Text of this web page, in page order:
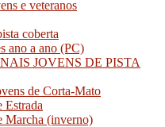
e veteranos
coberta
ano a ano (PC)
JOVENS DE PISTA
de Corta-Mato
Estrada
Marcha (inverno)